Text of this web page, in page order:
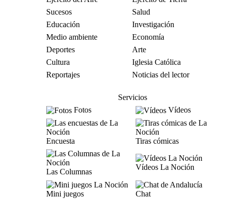
Sucesos
Salud
Educación
Investigación
Medio ambiente
Economía
Deportes
Arte
Cultura
Iglesia Católica
Reportajes
Noticias del lector
Servicios
Fotos
Vídeos
Encuesta Tiras cómicas
Las Columnas
Vídeos La Noción
Mini juegos
Chat